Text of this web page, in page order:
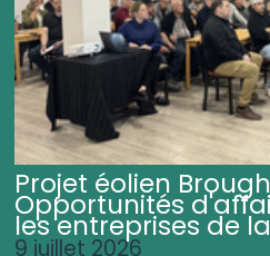
Projet éolien
Opportunités
les entreprises de
9 juillet 2026